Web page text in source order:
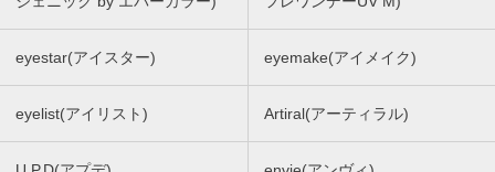
eyestar(アイスター) eyemake(アイメイク)
eyelist(アイリスト) Artiral(アーティラル)